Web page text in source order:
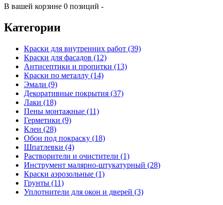
В вашей корзине 0 позиций -
Категории
Краски для внутренних работ (39)
Краски для фасадов (12)
Антисептики и пропитки (13)
Краски по металлу (14)
Эмали (9)
Декоративные покрытия (37)
Лаки (18)
Пены монтажные (11)
Герметики (9)
Клеи (28)
Обои под покраску (18)
Шпатлевки (4)
Растворители и очистители (1)
Инструмент малярно-штукатурный (28)
Краски аэрозольные (1)
Грунты (11)
Уплотнители для окон и дверей (3)